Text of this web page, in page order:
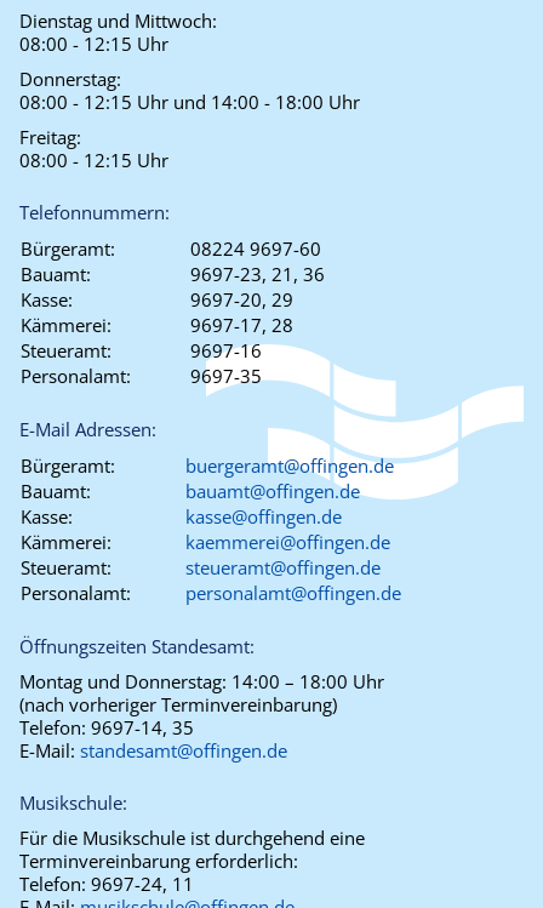
Dienstag und Mittwoch:
08:00 - 12:15 Uhr
Donnerstag:
08:00 - 12:15 Uhr und 14:00 - 18:00 Uhr
Freitag:
08:00 - 12:15 Uhr
Telefonnummern:
Bürgeramt:
08224 9697-60
Bauamt:
9697-23, 21, 36
Kasse:
9697-20, 29
Kämmerei:
9697-17, 28
Steueramt:
9697-16
Personalamt:
9697-35
E-Mail Adressen:
Bürgeramt:
buergeramt@offingen.de
Bauamt:
bauamt@offingen.de
Kasse:
kasse@offingen.de
Kämmerei:
kaemmerei@offingen.de
Steueramt:
steueramt@offingen.de
Personalamt:
personalamt@offingen.de
Öffnungszeiten Standesamt:
Montag und Donnerstag: 14:00 – 18:00 Uhr
(nach vorheriger Terminvereinbarung)
Telefon: 9697-14, 35
E-Mail: standesamt@offingen.de
Musikschule:
Für die Musikschule ist durchgehend eine
Terminvereinbarung erforderlich:
Telefon: 9697-24, 11